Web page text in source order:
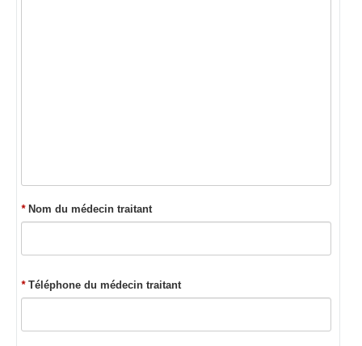
*Nom du médecin traitant
*Téléphone du médecin traitant